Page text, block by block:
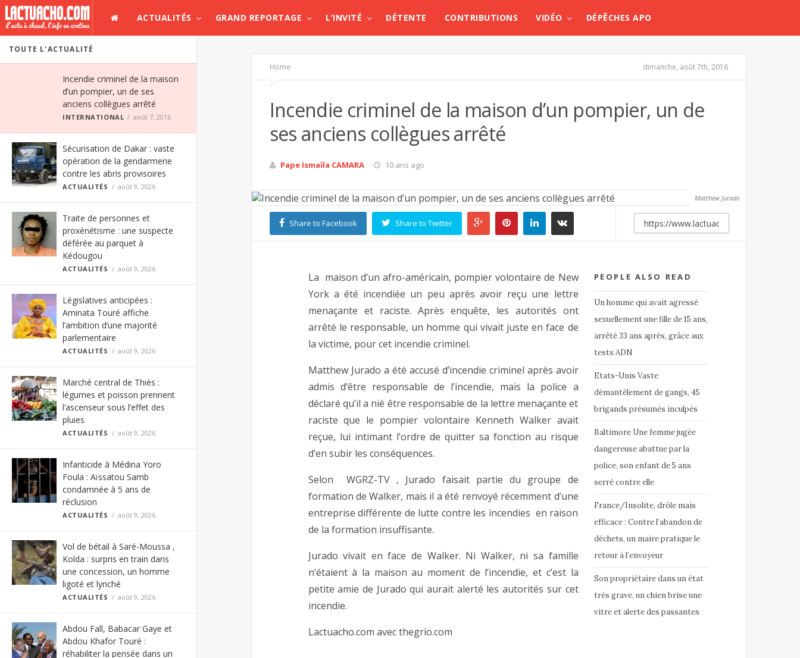
ACTUALITÉS GRAND REPORTAGE L’INVITÉ DÉTENTE CONTRIBUTIONS VIDÉO DÉPÊCHES APO
TOUTE L'ACTUALITÉ
Incendie criminel de la maison
d’un pompier, un de ses
anciens collègues arrêté
INTERNATIONAL août 7, 2016
Sécurisation de Dakar : vaste
opération de la gendarmerie
contre les abris provisoires
ACTUALITÉS août 9, 2026
Traite de personnes et
proxénétisme : une suspecte
déférée au parquet à
Kédougou
ACTUALITÉS août 9, 2026
Législatives anticipées :
Aminata Touré affiche
l’ambition d’une majorité
parlementaire
ACTUALITÉS août 9, 2026
Marché central de Thiès :
légumes et poisson prennent
l’ascenseur sous l’effet des
pluies
ACTUALITÉS août 9, 2026
Infanticide à Médina Yoro
Foula : Aïssatou Samb
condamnée à 5 ans de
réclusion
ACTUALITÉS août 9, 2026
Vol de bétail à Saré-Moussa ,
Kolda : surpris en train dans
une concession, un homme
ligoté et lynché
ACTUALITÉS août 9, 2026
Abdou Fall, Babacar Gaye et
Abdou Khafor Touré :
réhabiliter la pensée dans un
Home dimanche, août 7th, 2016
Incendie criminel de la maison d’un pompier, un de
ses anciens collègues arrêté
Pape Ismaïla CAMARA 10 ans ago
Matthew Jurado
Share to Facebook Share to Twitter
PEOPLE ALSO READ
Un homme qui avait agressé
sexuellement une fille de 15 ans,
arrêté 33 ans après, grâce aux
tests ADN
Etats-Unis Vaste
démantèlement de gangs, 45
brigands présumés inculpés
Baltimore Une femme jugée
dangereuse abattue par la
police, son enfant de 5 ans
serré contre elle
France/Insolite, drôle mais
efficace : Contre l’abandon de
déchets, un maire pratique le
retour à l’envoyeur
Son propriétaire dans un état
très grave, un chien brise une
vitre et alerte des passantes
La maison d’un afro-américain, pompier volontaire de New
York a été incendiée un peu après avoir reçu une lettre
menaçante et raciste. Après enquête, les autorités ont
arrêté le responsable, un homme qui vivait juste en face de
la victime, pour cet incendie criminel.
Matthew Jurado a été accusé d’incendie criminel après avoir
admis d’être responsable de l’incendie, mais la police a
déclaré qu’il a nié être responsable de la lettre menaçante et
raciste que le pompier volontaire Kenneth Walker avait
reçue, lui intimant l’ordre de quitter sa fonction au risque
d’en subir les conséquences.
Selon WGRZ-TV , Jurado faisait partie du groupe de
formation de Walker, mais il a été renvoyé récemment d’une
entreprise différente de lutte contre les incendies en raison
de la formation insuffisante.
Jurado vivait en face de Walker. Ni Walker, ni sa famille
n’étaient à la maison au moment de l’incendie, et c’est la
petite amie de Jurado qui aurait alerté les autorités sur cet
incendie.
Lactuacho.com avec thegrio.com